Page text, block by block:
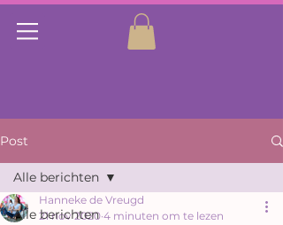
Post
Alle berichten
Alle berichten
Hanneke de Vreugd
21 nov 2020 4 minuten om te lezen